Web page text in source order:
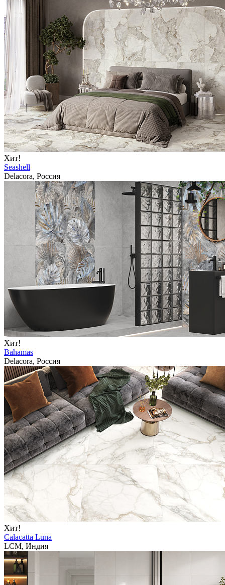
Хит!
Seashell
Delacora, Россия
Хит!
Bahamas
Delacora, Россия
Хит!
Calacatta Luna
LCM, Индия